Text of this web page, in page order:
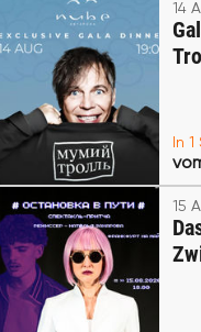
14
In
15